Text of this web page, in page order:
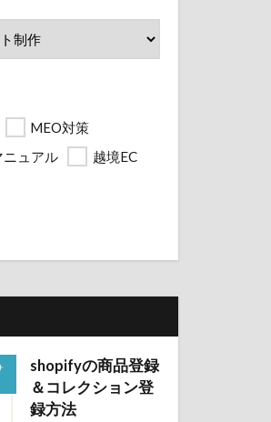
MEO対策
ニュアル
越境EC
shopifyの商品登録
＆コレクション登
録方法